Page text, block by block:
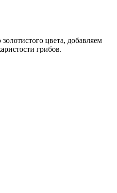
цвета, добавляем
грибов.